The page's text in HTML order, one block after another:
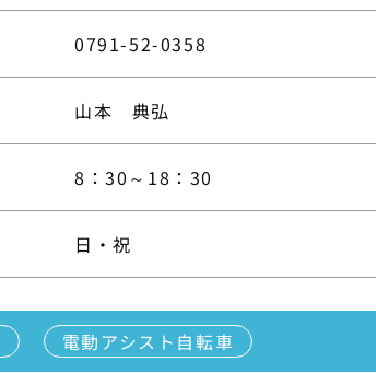
0791-52-0358
山本 典弘
8：30～18：30
日・祝
電動アシスト自転車